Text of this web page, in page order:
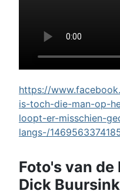
https://
is-toch-die-man-op-
loopt-er-misschien-
langs-/
Foto's van
Dick Buursink